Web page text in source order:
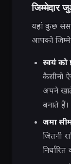
यहां कुछ
आपको
स्वयं को
कैसीनो
अपने
बनाते हैं।
जमा
जितनी
निर्धारित